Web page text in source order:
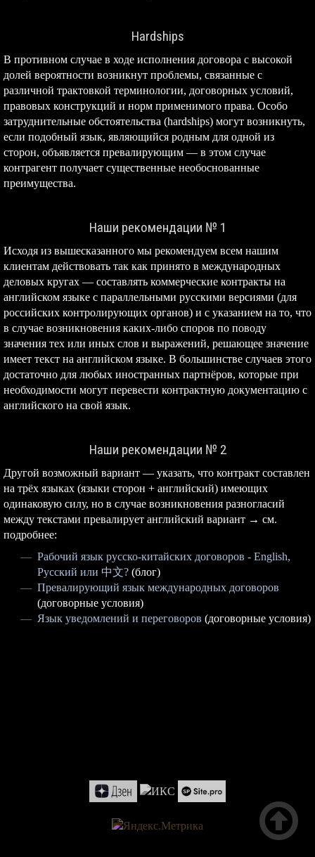
Hardships
В противном случае в ходе исполнения договора с высокой
долей вероятности возникнут проблемы, связанные с
различной трактовкой терминологии, договорных условий,
правовых конструкций и норм применимого права. Особо
затруднительные обстоятельства (hardships) могут возникнуть,
если подобный язык, являющийся родным для одной из
сторон, объявляется превалирующим — в этом случае
контрагент получает существенные необоснованные
преимущества.
Наши рекомендации № 1
Исходя из вышесказанного мы рекомендуем всем нашим
клиентам действовать так как принято в международных
деловых кругах — составлять коммерческие контракты на
английском языке с параллельными русскими версиями (для
российских контролирующих органов) и с указанием на то, что
в случае возникновения каких-либо споров по поводу
значения тех или иных слов и выражений, решающее значение
имеет текст на английском языке. В большинстве случаев этого
достаточно для любых иностранных партнёров, которые при
необходимости могут перевести контрактную документацию с
английского на свой язык.
Наши рекомендации № 2
Другой возможный вариант — указать, что контракт составлен
на трёх языках (языки сторон + английский) имеющих
одинаковую силу, но в случае возникновения разногласий
между текстами превалирует английский вариант → см.
подробнее:
Рабочий язык русско-китайских договоров - English,
Русский или 中文? (блог)
Превалирующий язык международных договоров
(договорные условия)
Язык уведомлений и переговоров (договорные условия)
